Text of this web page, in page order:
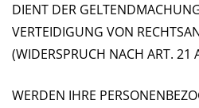
DIENT DER
VERTEIDIGUNG VON
(WIDERSPRUCH NACH ART. 21
WERDEN IHRE